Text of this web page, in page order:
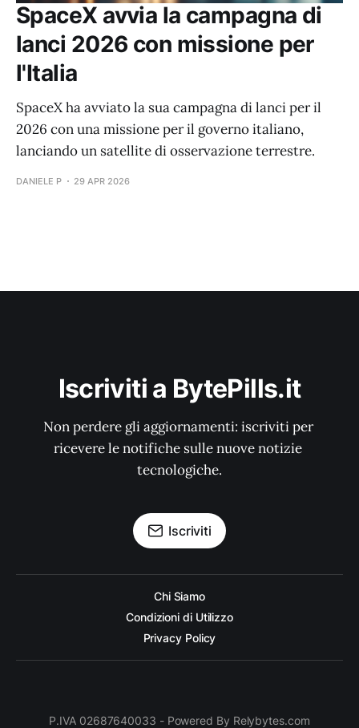
SpaceX avvia la campagna di
lanci 2026 con missione per
l'Italia
SpaceX ha avviato la sua campagna di lanci per il
2026 con una missione per il governo italiano,
lanciando un satellite di osservazione terrestre.
DANIELE P 29 APR 2026
Iscriviti a BytePills.it
Non perdere gli aggiornamenti: iscriviti per
ricevere le notifiche sulle nuove notizie
tecnologiche.
Iscriviti
Chi Siamo
Condizioni di Utilizzo
Privacy Policy
P.IVA 02687640033 - Powered By Relybytes.com